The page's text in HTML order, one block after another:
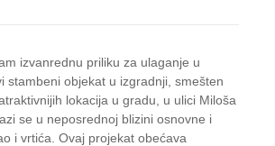
izvanrednu priliku za ulaganje u
stambeni objekat u izgradnji, smešten
lokacija u gradu, u ulici Miloša
se u neposrednoj blizini osnovne i
i vrtića. Ovaj projekat obećava